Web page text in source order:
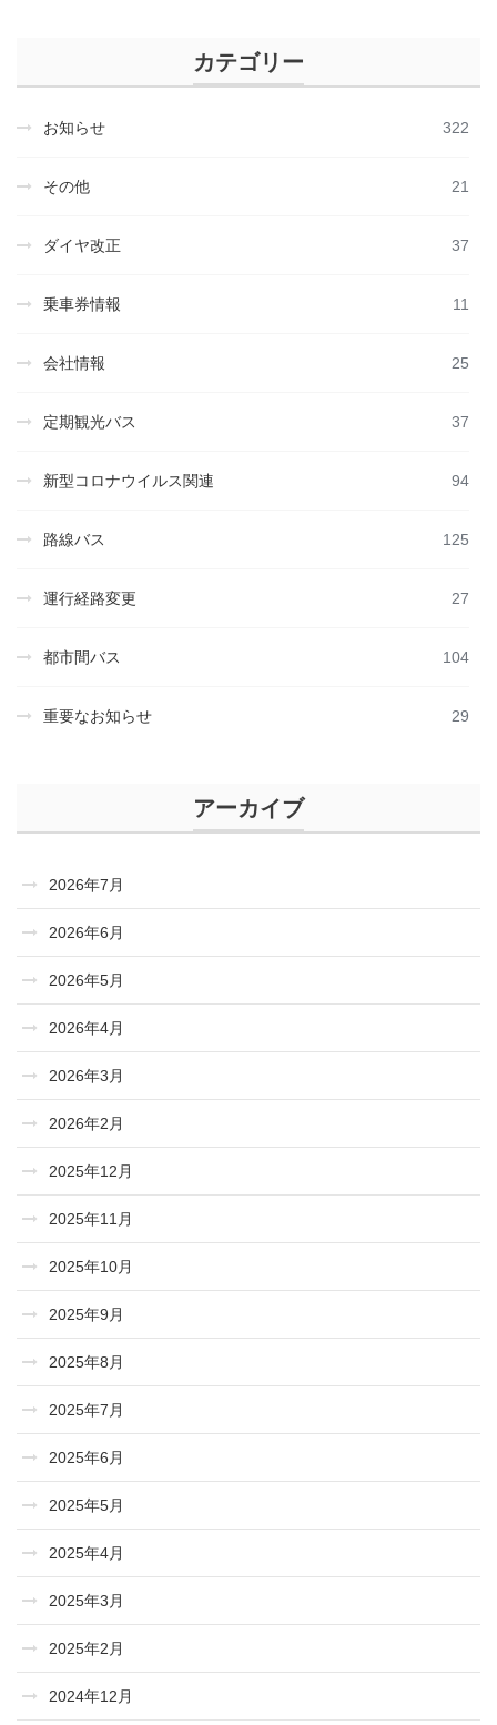
カテゴリー
お知らせ 322
その他 21
ダイヤ改正 37
乗車券情報 11
会社情報 25
定期観光バス 37
新型コロナウイルス関連 94
路線バス 125
運行経路変更 27
都市間バス 104
重要なお知らせ 29
アーカイブ
2026年7月
2026年6月
2026年5月
2026年4月
2026年3月
2026年2月
2025年12月
2025年11月
2025年10月
2025年9月
2025年8月
2025年7月
2025年6月
2025年5月
2025年4月
2025年3月
2025年2月
2024年12月